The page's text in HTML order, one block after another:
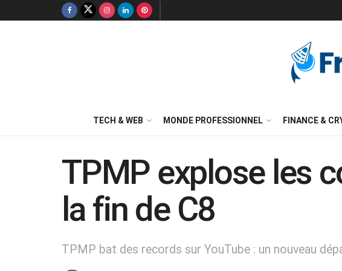
TECH & WEB MONDE PROFESSIONNEL FINANCE &
TPMP explose les
la fin de C8
TPMP bat des records sur YouTube : un nouveau